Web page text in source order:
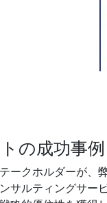
の成功事例
ークホルダーが、
サルティングサー